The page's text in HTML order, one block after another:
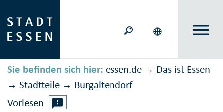
Sie befinden sich hier: essen.de → Das ist Essen
→ Stadtteile → Burgaltendorf
Vorlesen